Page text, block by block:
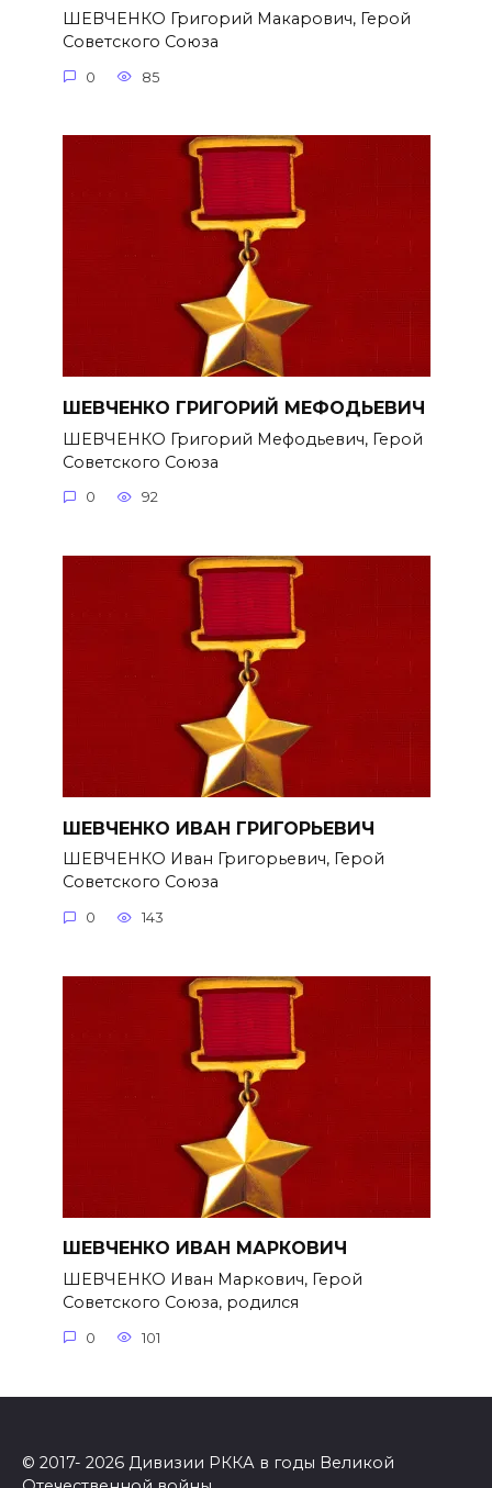
ШЕВЧЕНКО Григорий Макарович, Герой
Советского Союза
0 85
ШЕВЧЕНКО ГРИГОРИЙ МЕФОДЬЕВИЧ
ШЕВЧЕНКО Григорий Мефодьевич, Герой
Советского Союза
0 92
ШЕВЧЕНКО ИВАН ГРИГОРЬЕВИЧ
ШЕВЧЕНКО Иван Григорьевич, Герой
Советского Союза
0 143
ШЕВЧЕНКО ИВАН МАРКОВИЧ
ШЕВЧЕНКО Иван Маркович, Герой
Советского Союза, родился
0 101
© 2017- 2026 Дивизии РККА в годы Великой